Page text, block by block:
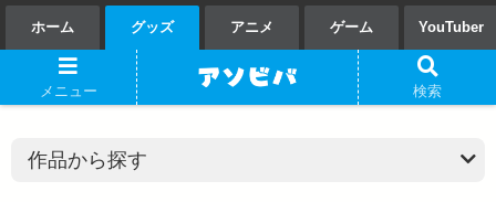
ホーム グッズ アニメ ゲーム YouTuber
メニュー 検索